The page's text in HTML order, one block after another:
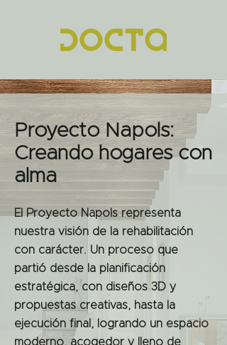
Proyecto Napols:
Creando hogares con
alma
El Proyecto Napols representa
nuestra visión de la rehabilitación
con carácter. Un proceso que
partió desde la planificación
estratégica, con diseños 3D y
propuestas creativas, hasta la
ejecución final, logrando un espacio
moderno, acogedor y lleno de